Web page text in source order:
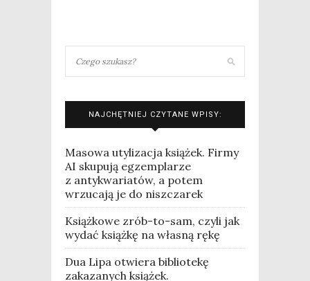
NAJCHĘTNIEJ CZYTANE WPISY:
Masowa utylizacja książek. Firmy
AI skupują egzemplarze
z antykwariatów, a potem
wrzucają je do niszczarek
Książkowe zrób-to-sam, czyli jak
wydać książkę na własną rękę
Dua Lipa otwiera bibliotekę
zakazanych książek.